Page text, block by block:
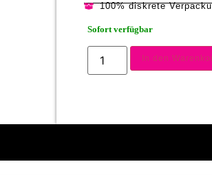
100% diskrete
Sofort verfügbar
In den